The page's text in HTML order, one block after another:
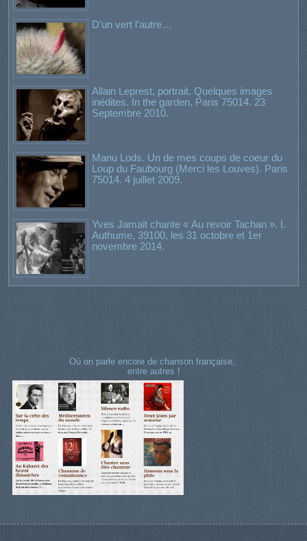
D’un vert l’autre…
Allain Leprest, portrait. Quelques images
inédites. In the garden, Paris 75014. 23
Septembre 2010.
Manu Lods. Un de mes coups de coeur du
Loup du Faubourg (Merci les Louves). Paris
75014. 4 juillet 2009.
Yves Jamait chante « Au revoir Tachan ». I.
Authume, 39100, les 31 octobre et 1er
novembre 2014.
Où on parle encore de chanson française,
entre autres !